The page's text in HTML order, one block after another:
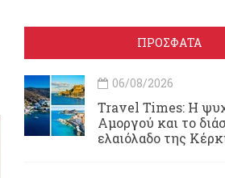
ΠΡΟΣΦΑΤΑ
06/08/2026
Travel Times: H
Αμοργού και το
ελαιόλαδο της